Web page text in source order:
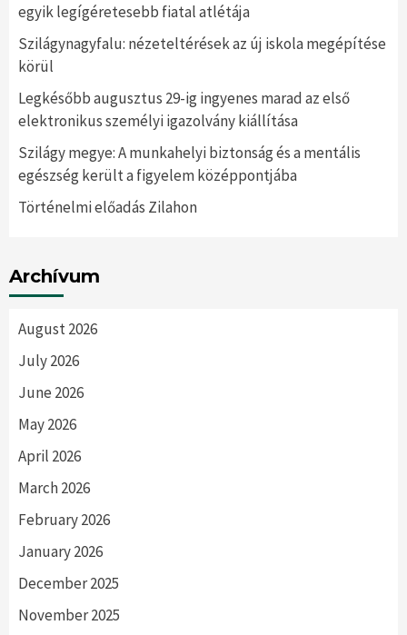
egyik legígéretesebb fiatal atlétája
Szilágynagyfalu: nézeteltérések az új iskola megépítése
körül
Legkésőbb augusztus 29-ig ingyenes marad az első
elektronikus személyi igazolvány kiállítása
Szilágy megye: A munkahelyi biztonság és a mentális
egészség került a figyelem középpontjába
Történelmi előadás Zilahon
Archívum
August 2026
July 2026
June 2026
May 2026
April 2026
March 2026
February 2026
January 2026
December 2025
November 2025